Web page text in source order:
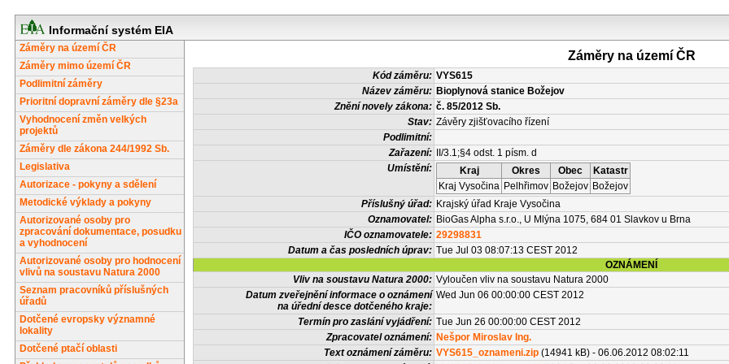
Informační systém EIA
Záměry na území ČR
Záměry mimo území ČR
Podlimitní záměry
Prioritní dopravní záměry dle §23a
Vyhodnocení změn velkých
projektů
Záměry dle zákona 244/1992 Sb.
Legislativa
Autorizace - pokyny a sdělení
Metodické výklady a pokyny
Autorizované osoby pro
zpracování dokumentace, posudku
a vyhodnocení
Autorizované osoby pro hodnocení
vlivů na soustavu Natura 2000
Seznam pracovníků příslušných
úřadů
Dotčené evropsky významné
lokality
Dotčené ptačí oblasti
Záměry na území ČR
Kód záměru: VYS615
Název záměru: Bioplynová stanice Božejov
Znění novely zákona: č. 85/2012 Sb.
Stav: Závěry zjišťovacího řízení
Podlimitní:
Zařazení:
II/3.1;§4 odst. 1 písm. d
Umístění:
Kraj Okres Obec
Katastr
Kraj Vysočina Pelhřimov Božejov Božejov
Příslušný úřad: Krajský úřad Kraje Vysočina
Oznamovatel: BioGas Alpha s.r.o., U Mlýna 1075, 684 01 Slavkov u Brna
IČO oznamovatele: 29298831
Datum a čas posledních úprav: Tue Jul 03 08:07:13 CEST 2012
OZNÁMENÍ
Vliv na soustavu Natura 2000: Vyloučen vliv na soustavu Natura 2000
Datum zveřejnění informace o oznámení
na úřední desce dotčeného kraje:
Wed Jun 06 00:00:00 CEST 2012
Termín pro zaslání vyjádření: Tue Jun 26 00:00:00 CEST 2012
Zpracovatel oznámení: Nešpor Miroslav Ing.
Text oznámení záměru: VYS615_oznameni.zip (14941 kB) - 06.06.2012 08:02:11